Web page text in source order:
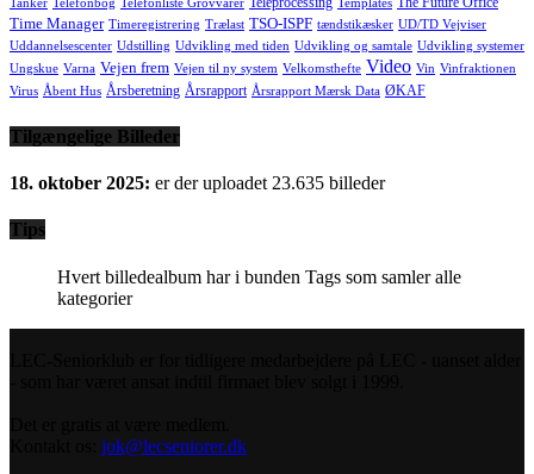
Tanker Telefonbog Telefonliste Grovvarer Templates
Time Manager Timeregistrering Trælast TSO-ISPF tændstikæsker UD/TD Vejviser
Uddannelsescenter Udstilling Udvikling med tiden Udvikling og samtale Udvikling systemer
Ungskue Varna Vejen frem Vejen til ny system Velkomsthefte Video Vin Vinfraktionen
Virus Åbent Hus Årsberetning Årsrapport Årsrapport Mærsk Data ØKAF
Tilgængelige Billeder
18. oktober 2025: er der uploadet 23.635 billeder
Tips
Hvert billedealbum har i bunden Tags som samler alle
kategorier
jok@lecseniorer.dk